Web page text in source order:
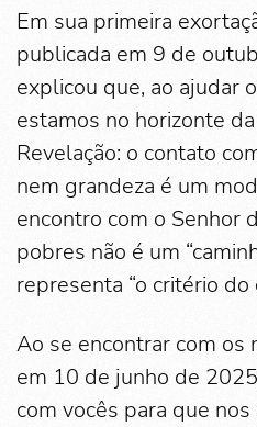
Em sua primeira
publicada em 9 de
explicou que, ao ajudar
estamos no horizonte
Revelação: o contato
nem grandeza é um
encontro com o Senhor
pobres não é um
representa “o critério do
Ao se encontrar com os
em 10 de junho de
com vocês para que